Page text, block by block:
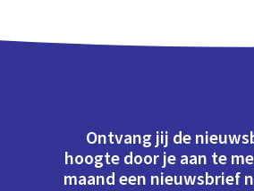
Ontvang jij de
hoogte door je aan te
maand een nieuwsbrief